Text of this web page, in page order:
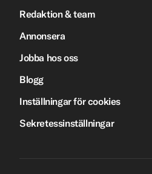
Redaktion & team
Annonsera
Jobba hos oss
Blogg
Inställningar för cookies
Sekretessinställningar